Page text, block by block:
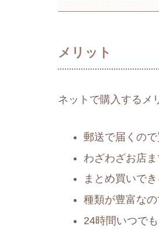
メリット
ネットで購入するメ
郵送で届くの
わざわざお店
まとめ買いで
種類が豊富な
24時間いつで